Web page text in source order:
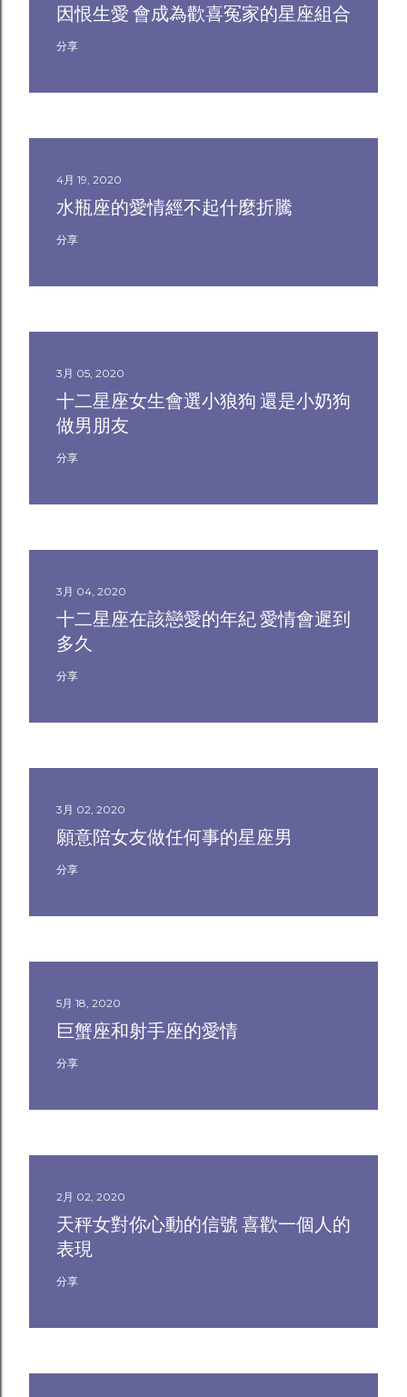
因恨生愛 會成為歡喜冤家的星座組合
分享
4月 19, 2020
水瓶座的愛情經不起什麼折騰
分享
3月 05, 2020
十二星座女生會選小狼狗 還是小奶狗
做男朋友
分享
3月 04, 2020
十二星座在該戀愛的年紀 愛情會遲到
多久
分享
3月 02, 2020
願意陪女友做任何事的星座男
分享
5月 18, 2020
巨蟹座和射手座的愛情
分享
2月 02, 2020
天秤女對你心動的信號 喜歡一個人的
表現
分享